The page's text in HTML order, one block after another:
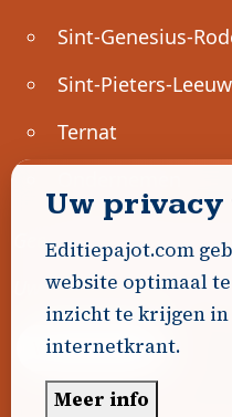
Sint-Genesius-
Sint-Pieters-Leeuw
Ternat
Geen advertenties
Uw advertentie hier?
Word Partner!
Uw
Editiepajot.com
website optimaal
inzicht te krijgen
internetkrant.
Meer info